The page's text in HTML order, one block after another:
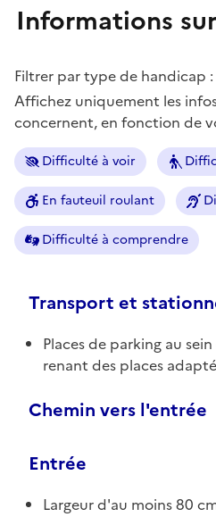
Informations
Filtrer par type de handicap :
Affichez uniquement les
concernent, en fonction de
Difficulté à voir
En fauteuil roulant
Difficulté à comprendre
Transport et
Places de parking au
renant des places
Chemin vers l'entrée
Entrée
Largeur d'au moins 80